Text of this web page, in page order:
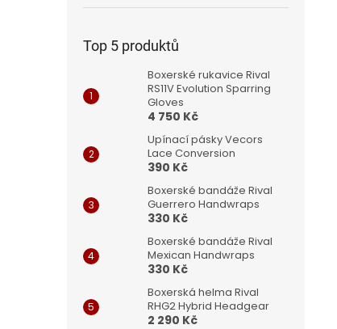
Top 5 produktů
Boxerské rukavice Rival
RS11V Evolution Sparring
Gloves
4 750 Kč
Upínací pásky Vecors
Lace Conversion
390 Kč
Boxerské bandáže Rival
Guerrero Handwraps
330 Kč
Boxerské bandáže Rival
Mexican Handwraps
330 Kč
Boxerská helma Rival
RHG2 Hybrid Headgear
2 290 Kč